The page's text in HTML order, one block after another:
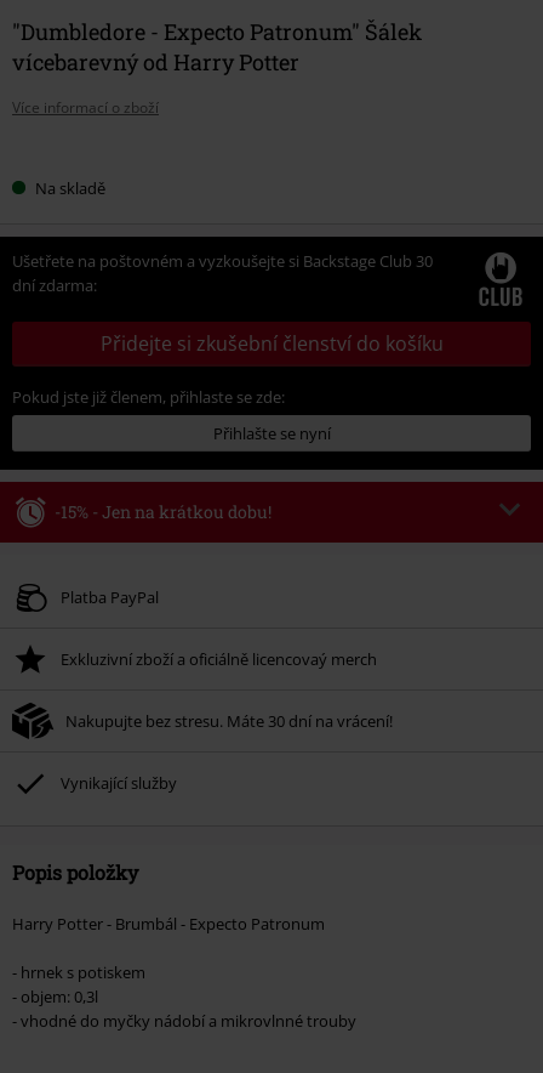
"Dumbledore - Expecto Patronum" Šálek
vícebarevný od Harry Potter
Více informací o zboží
si Na skladě
Ušetřete na poštovném a vyzkoušejte si Backstage Club 30
dní zdarma:
Přidejte si zkušební členství do košíku
Pokud jste již členem, přihlaste se zde:
Přihlašte se nyní
-15% - Jen na krátkou dobu!
Platné do 8/9/26
Po zadání kódu v košíku, se sleva uplatní automaticky.
Nelze kombinovat s jinými akciovými kódy. Sleva se nevztahuje na: knihy,
média, vstupenky, Rammstein, (Till) Lindemann, Böhse Onkelz, Broilers, Die
podpoříte nadaci.
Platba PayPal
Exkluzivní zboží a oficiálně licencovaý merch
Nakupujte bez stresu. Máte 30 dní na vrácení!
Vynikající služby
Popis položky
Harry Potter - Brumbál - Expecto Patronum
- hrnek s potiskem
- objem: 0,3l
- vhodné do myčky nádobí a mikrovlnné trouby